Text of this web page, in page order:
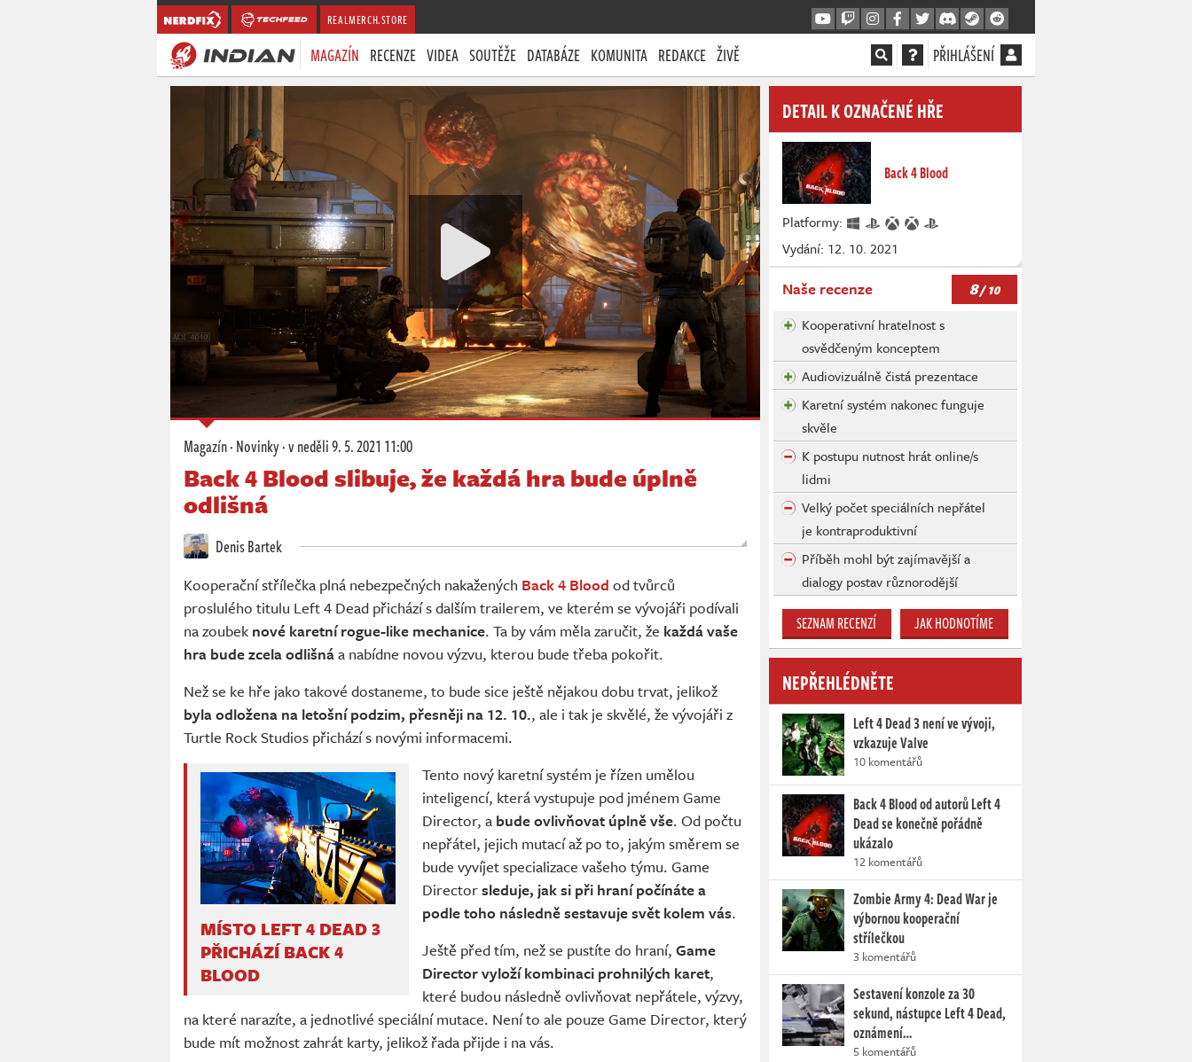
REALMERCH.STORE
MAGAZÍN RECENZE VIDEA SOUTĚŽE DATABÁZE KOMUNITA REDAKCE ŽIVĚ PŘIHLÁŠENÍ
Magazín·Novinky·v neděli9. 5. 2021 11:00
Back 4 Blood slibuje, že každá hra bude úplně
odlišná
Denis Bartek
Kooperační střílečka plná nebezpečných nakažených Back 4 Blood od tvůrců
proslulého titulu Left 4 Dead přichází s dalším trailerem, ve kterém se vývojáři podívali
na zoubek nové karetní rogue-like mechanice. Ta by vám měla zaručit, že každá vaše
hra bude zcela odlišnáa nabídne novou výzvu, kterou bude třeba pokořit.
Než se ke hře jako takové dostaneme, to bude sice ještě nějakou dobu trvat, jelikož
byla odložena na letošní podzim, přesněji na 12. 10., ale i tak je skvělé, že vývojáři z
Turtle Rock Studios přichází s novými informacemi.
MÍSTO LEFT 4 DEAD 3
PŘICHÁZÍ BACK 4
BLOOD
Tento nový karetní systém je řízen umělou
inteligencí, která vystupuje pod jménem Game
Director, a bude ovlivňovat úplně vše. Od počtu
nepřátel, jejich mutací až po to, jakým směrem se
bude vyvíjet specializace vašeho týmu. Game
Directorsleduje, jak si při hraní počínáte a
podle toho následně sestavuje svět kolem vás.
Ještě před tím, než se pustíte do hraní, Game
Director vyloží kombinaci prohnilých karet,
které budou následně ovlivňovat nepřátele, výzvy,
na které narazíte, a jednotlivé speciální mutace. Není to ale pouze Game Director, který
bude mít možnost zahrát karty, jelikož řada přijde i na vás.
DETAIL K OZNAČENÉ HŘE
Back 4 Blood
Platformy:
Vydání: 12. 10. 2021
Naše recenze 8/ 10
Kooperativní hratelnost s
osvědčeným konceptem
Audiovizuálně čistá prezentace
Karetní systém nakonec funguje
skvěle
K postupu nutnost hrát online/s
lidmi
Velký počet speciálních nepřátel
je kontraproduktivní
Příběh mohl být zajímavější a
dialogy postav různorodější
SEZNAM RECENZÍ JAK HODNOTÍME
NEPŘEHLÉDNĚTE
Left 4 Dead 3 není ve vývoji,
vzkazuje Valve
10 komentářů
Back 4 Blood od autorů Left 4
Dead se konečně pořádně
ukázalo
12 komentářů
Zombie Army 4: Dead War je
výbornou kooperační
střílečkou
3 komentářů
Sestavení konzole za 30
sekund, nástupce Left 4 Dead,
oznámení…
5 komentářů